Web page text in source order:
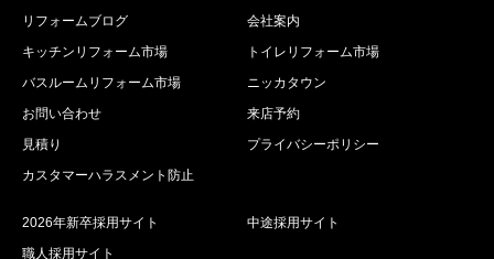
リフォームブログ
会社案内
キッチンリフォーム市場
トイレリフォーム市場
バスルームリフォーム市場
ニッカタウン
お問い合わせ
来店予約
見積り
プライバシーポリシー
カスタマーハラスメント防止
2026年新卒採用サイト
中途採用サイト
職人採用サイト